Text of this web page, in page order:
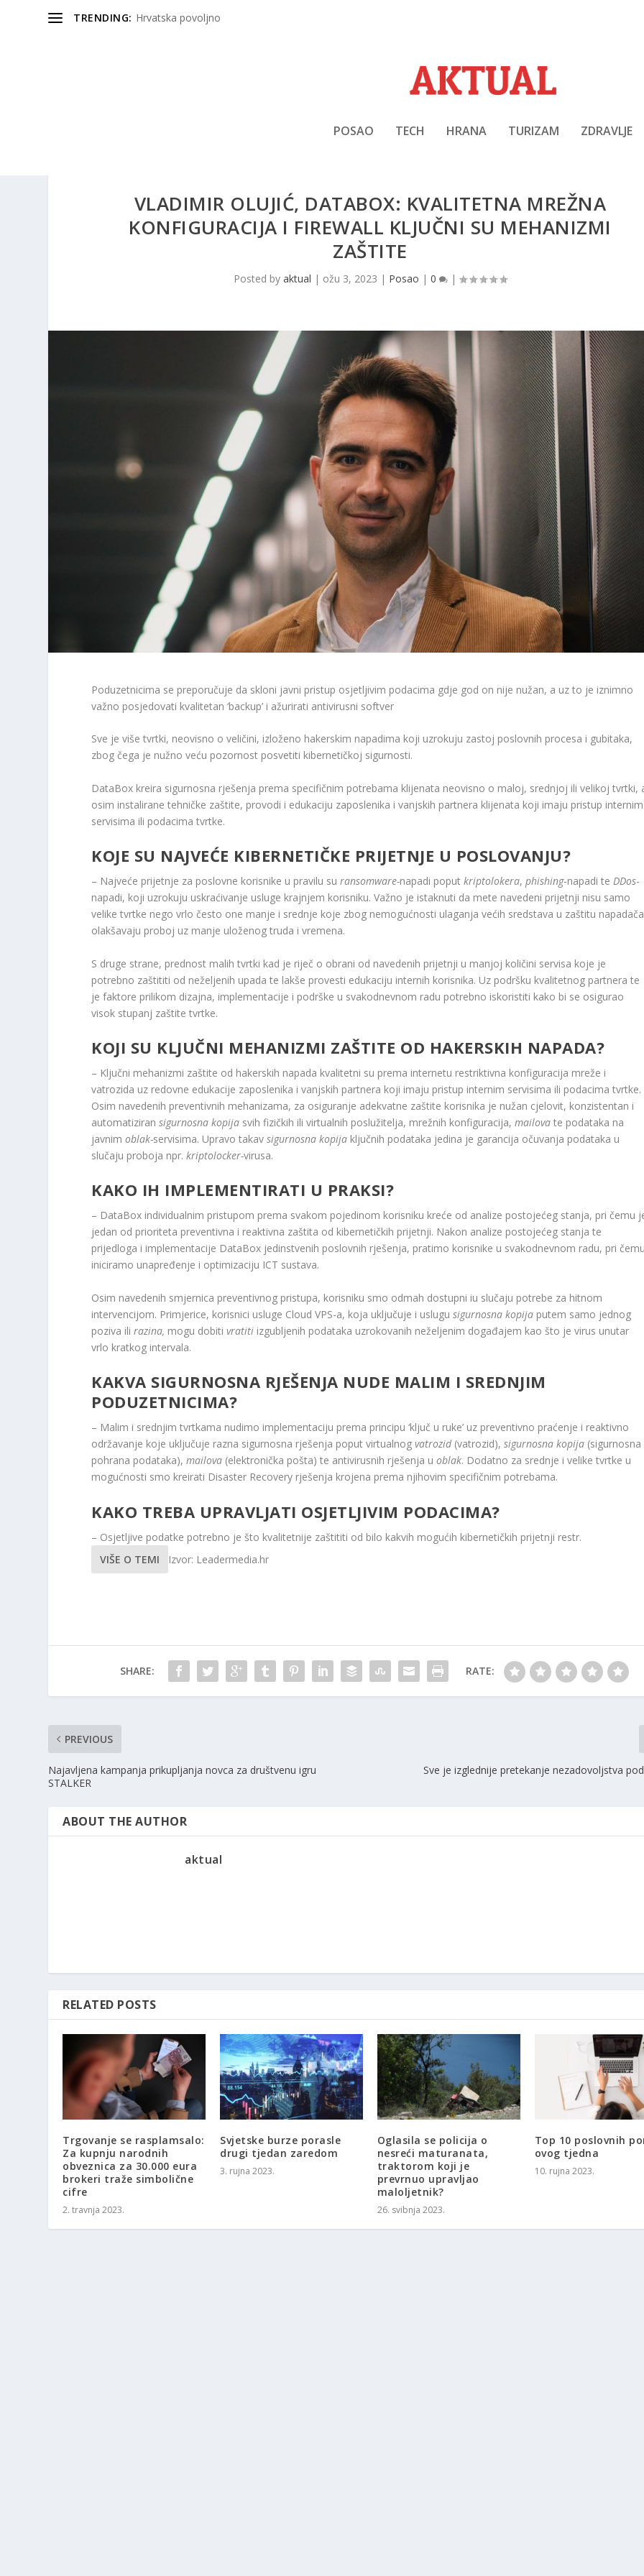
TRENDING: Hrvatska povoljno
POSAO TECH HRANA TURIZAM ZDRAVLJE
VLADIMIR OLUJIĆ, DATABOX: KVALITETNA MREŽNA
KONFIGURACIJA I FIREWALL KLJUČNI SU MEHANIZMI
ZAŠTITE
Posted by aktual | ožu 3, 2023 | Posao | 0 |
Poduzetnicima se preporučuje da skloni javni pristup osjetljivim podacima gdje god on nije nužan, a uz to je iznimno
važno posjedovati kvalitetan ‘backup’ i ažurirati antivirusni softver
Sve je više tvrtki, neovisno o veličini, izloženo hakerskim napadima koji uzrokuju zastoj poslovnih procesa i gubitaka,
zbog čega je nužno veću pozornost posvetiti kibernetičkoj sigurnosti.
DataBox kreira sigurnosna rješenja prema specifičnim potrebama klijenata neovisno o maloj, srednjoj ili velikoj tvrtki,
osim instalirane tehničke zaštite, provodi i edukaciju zaposlenika i vanjskih partnera klijenata koji imaju pristup internim
servisima ili podacima tvrtke.
KOJE SU NAJVEĆE KIBERNETIČKE PRIJETNJE U POSLOVANJU?
– Najveće prijetnje za poslovne korisnike u pravilu suransomware-napadi poputkriptolokera,phishing-napadi teDDos-
napadi, koji uzrokuju uskraćivanje usluge krajnjem korisniku. Važno je istaknuti da mete navedeni prijetnji nisu samo
velike tvrtke nego vrlo često one manje i srednje koje zbog nemogućnosti ulaganja većih sredstava u zaštitu napadača
olakšavaju proboj uz manje uloženog truda i vremena.
S druge strane, prednost malih tvrtki kad je riječ o obrani od navedenih prijetnji u manjoj količini servisa koje je
potrebno zaštititi od neželjenih upada te lakše provesti edukaciju internih korisnika. Uz podršku kvalitetnog partnera te
je faktore prilikom dizajna, implementacije i podrške u svakodnevnom radu potrebno iskoristiti kako bi se osigurao
visok stupanj zaštite tvrtke.
KOJI SU KLJUČNI MEHANIZMI ZAŠTITE OD HAKERSKIH NAPADA?
– Ključni mehanizmi zaštite od hakerskih napada kvalitetni su prema internetu restriktivna konfiguracija mreže i
vatrozida uz redovne edukacije zaposlenika i vanjskih partnera koji imaju pristup internim servisima ili podacima tvrtke.
Osim navedenih preventivnih mehanizama, za osiguranje adekvatne zaštite korisnika je nužan cjelovit, konzistentan i
automatiziransigurnosna kopija svih fizičkih ili virtualnih poslužitelja, mrežnih konfiguracija,mailovate podataka na
javnimoblak-servisima. Upravo takavsigurnosna kopija ključnih podataka jedina je garancija očuvanja podataka u
slučaju proboja npr.kriptolocker-virusa.
KAKO IH IMPLEMENTIRATI U PRAKSI?
– DataBox individualnim pristupom prema svakom pojedinom korisniku kreće od analize postojećeg stanja, pri čemu
jedan od prioriteta preventivna i reaktivna zaštita od kibernetičkih prijetnji. Nakon analize postojećeg stanja te
prijedloga i implementacije DataBox jedinstvenih poslovnih rješenja, pratimo korisnike u svakodnevnom radu, pri
iniciramo unapređenje i optimizaciju ICT sustava.
Osim navedenih smjernica preventivnog pristupa, korisniku smo odmah dostupni iu slučaju potrebe za hitnom
intervencijom. Primjerice, korisnici usluge Cloud VPS-a, koja uključuje i uslugusigurnosna kopija putem samo jednog
poziva ilirazina, mogu dobitivratiti izgubljenih podataka uzrokovanih neželjenim događajem kao što je virus unutar
vrlo kratkog intervala.
KAKVA SIGURNOSNA RJEŠENJA NUDE MALIM I SREDNJIM
PODUZETNICIMA?
– Malim i srednjim tvrtkama nudimo implementaciju prema principu ‘ključ u ruke’ uz preventivno praćenje i reaktivno
održavanje koje uključuje razna sigurnosna rješenja poput virtualnogvatrozid(vatrozid),sigurnosna kopija (sigurnosna
pohrana podataka),mailova (elektronička pošta) te antivirusnih rješenja uoblak. Dodatno za srednje i velike tvrtke u
mogućnosti smo kreirati Disaster Recovery rješenja krojena prema njihovim specifičnim potrebama.
KAKO TREBA UPRAVLJATI OSJETLJIVIM PODACIMA?
– Osjetljive podatke potrebno je što kvalitetnije zaštititi od bilo kakvih mogućih kibernetičkih prijetnji restr.
VIŠE O TEMI
Izvor: Leadermedia.hr
SHARE: RATE:
PREVIOUS
Najavljena kampanja prikupljanja novca za društvenu igru ​​
STALKER
Sve je izglednije pretekanje nezadovoljstva
ABOUT THE AUTHOR
aktual
RELATED POSTS
Trgovanje se rasplamsalo:
Za kupnju narodnih
obveznica za 30.000 eura
brokeri traže simbolične
cifre
2. travnja 2023.
Svjetske burze porasle
drugi tjedan zaredom
3. rujna 2023.
Oglasila se policija o
nesreći maturanata,
traktorom koji je
prevrnuo upravljao
maloljetnik?
26. svibnja 2023.
Top 10 poslovnih
ovog tjedna
10. rujna 2023.